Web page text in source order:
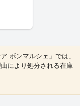
ボンマルシェ」では、
により処分される在庫